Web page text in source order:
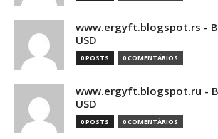
www.ergyft.blogspot.rs -
USD
0 POSTS 0 COMENTÁRIOS
www.ergyft.blogspot.ru -
USD
0 POSTS 0 COMENTÁRIOS